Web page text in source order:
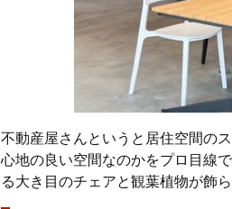
不動産屋さんというと居住空間の
心地の良い空間なのかをプロ目線
る大き目のチェアと観葉植物が飾